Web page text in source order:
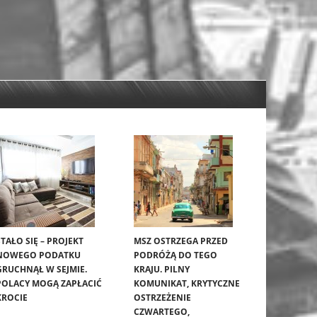
SIĘ – PROJEKT
PODATKU
W SEJMIE.
MOGĄ ZAPŁACIĆ
MSZ OSTRZEGA PRZED
PODRÓŻĄ DO TEGO
KRAJU. PILNY
KOMUNIKAT, KRYTYCZNE
OSTRZEŻENIE
CZWARTEGO,